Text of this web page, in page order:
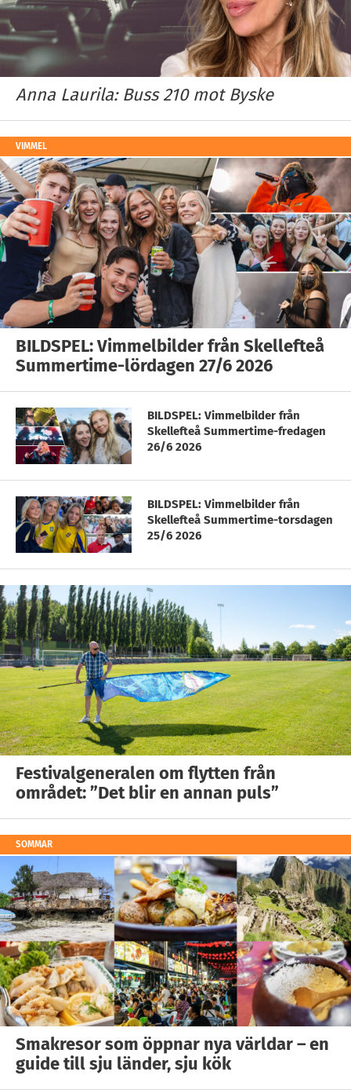
Anna Laurila: Buss 210 mot Byske
VIMMEL
BILDSPEL: Vimmelbilder från Skellefteå
Summertime-lördagen 27/6 2026
BILDSPEL: Vimmelbilder från
Skellefteå Summertime-fredagen
26/6 2026
BILDSPEL: Vimmelbilder från
Skellefteå Summertime-torsdagen
25/6 2026
Festivalgeneralen om flytten från
området: ”Det blir en annan puls”
SOMMAR
Smakresor som öppnar nya världar – en
guide till sju länder, sju kök